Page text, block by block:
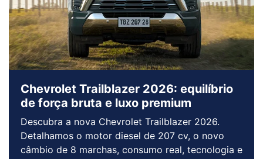
Chevrolet Trailblazer 2026: equilíbrio
de força bruta e luxo premium
Descubra a nova Chevrolet Trailblazer 2026.
Detalhamos o motor diesel de 207 cv, o novo
câmbio de 8 marchas, consumo real, tecnologia e